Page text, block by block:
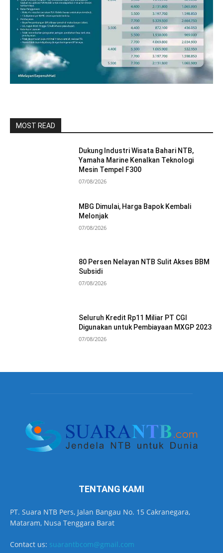
MOST READ
Dukung Industri Wisata Bahari NTB,
Yamaha Marine Kenalkan Teknologi
Mesin Tempel F300
07/08/2026
MBG Dimulai, Harga Bapok Kembali
Melonjak
07/08/2026
80 Persen Nelayan NTB Sulit Akses BBM
Subsidi
07/08/2026
Seluruh Kredit Rp11 Miliar PT CGI
Digunakan untuk Pembiayaan MXGP 2023
07/08/2026
TENTANG KAMI
PT. Suara NTB Pers, Jalan Bangau No. 15 Cakranegara,
Mataram, Nusa Tenggara Barat
Contact us: suarantbcom@gmail.com